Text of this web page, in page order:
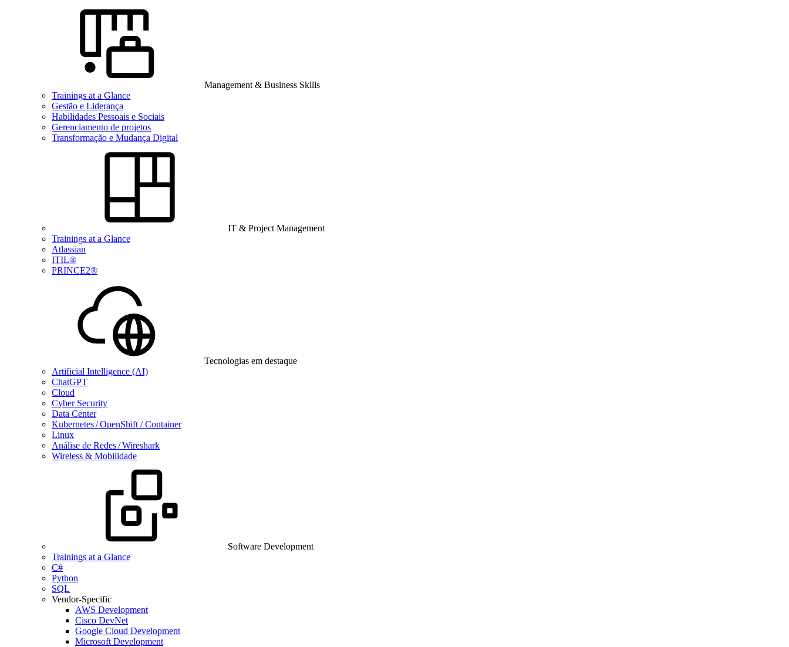
Management & Business Skills
Trainings at a Glance
Gestão e Liderança
Habilidades Pessoais e Sociais
Gerenciamento de projetos
Transformação e Mudança Digital
IT & Project Management
Trainings at a Glance
Atlassian
ITIL®
PRINCE2®
Tecnologias em destaque
Artificial Intelligence (AI)
ChatGPT
Cloud
Cyber Security
Data Center
Kubernetes / OpenShift / Container
Linux
Análise de Redes / Wireshark
Wireless & Mobilidade
Software Development
Trainings at a Glance
C#
Python
SQL
Vendor-Specific
AWS Development
Cisco DevNet
Google Cloud Development
Microsoft Development